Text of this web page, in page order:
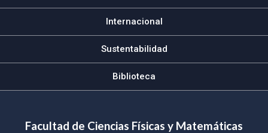
Internacional
Sustentabilidad
Biblioteca
Facultad de Ciencias Físicas y Matemáticas